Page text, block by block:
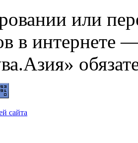
или
в интернете